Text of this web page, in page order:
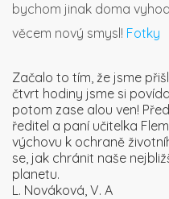
bychom jinak doma
věcem nový smysl! Fotky
Začalo to tím, že jsme
čtvrt hodiny jsme si
potom zase alou ven!
ředitel a paní učitelka
výchovu k ochraně
se, jak chránit naše
planetu.
L. Nováková, V. A